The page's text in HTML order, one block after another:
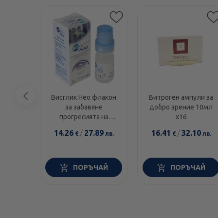
Висглик Нео флакон
за забавяне
прогресията на
14.26€ / 27.89лв.
ПОРЪЧАЙ
Витроген ампули за
добро зрение 10мл
х16
16.41 € /32.10лв.
ПОРЪЧАЙ
Предишен
елемент